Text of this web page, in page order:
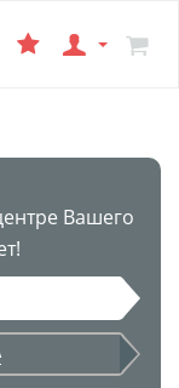
Вашего